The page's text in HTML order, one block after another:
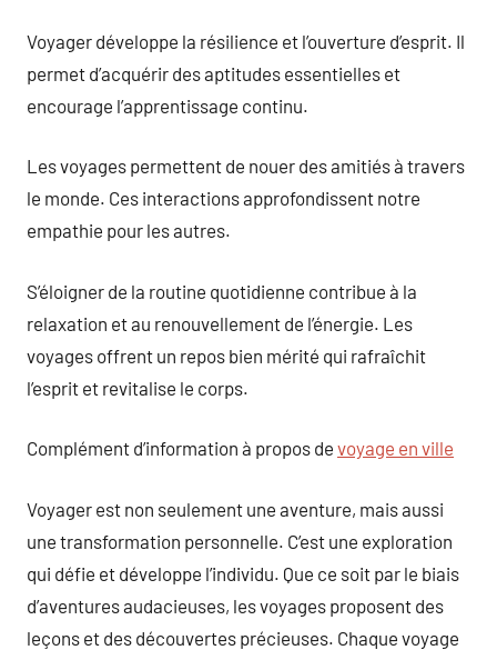
Voyager développe la résilience et l’ouverture d’esprit. Il
permet d’acquérir des aptitudes essentielles et
encourage l’apprentissage continu.
Les voyages permettent de nouer des amitiés à travers
le monde. Ces interactions approfondissent notre
empathie pour les autres.
S’éloigner de la routine quotidienne contribue à la
relaxation et au renouvellement de l’énergie. Les
voyages offrent un repos bien mérité qui rafraîchit
l’esprit et revitalise le corps.
Complément d’information à propos de voyage en ville
Voyager est non seulement une aventure, mais aussi
une transformation personnelle. C’est une exploration
qui défie et développe l’individu. Que ce soit par le biais
d’aventures audacieuses, les voyages proposent des
leçons et des découvertes précieuses. Chaque voyage